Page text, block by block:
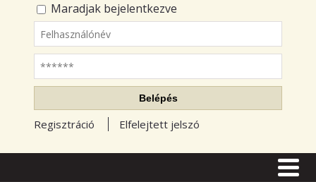
Maradjak bejelentkezve
Felhasználónév
Jelszó
Belépés
Regisztráció Elfelejtett jelszó